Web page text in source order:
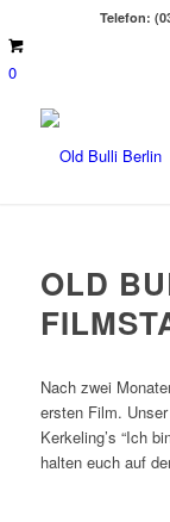
Telefon:
0
OLD
Nach zwei
ersten Film.
Kerkeling’s “Ich
halten euch auf